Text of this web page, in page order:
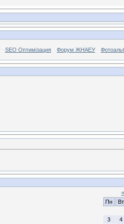
SEO Оптимізация Форум ЖНАЕУ
«
Пн
Вт
3
4